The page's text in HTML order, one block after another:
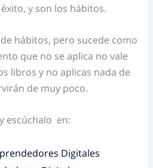
y son los hábitos.
hábitos, pero sucede como
que no se aplica no vale
libros y no aplicas nada de
de muy poco.
escúchalo en: